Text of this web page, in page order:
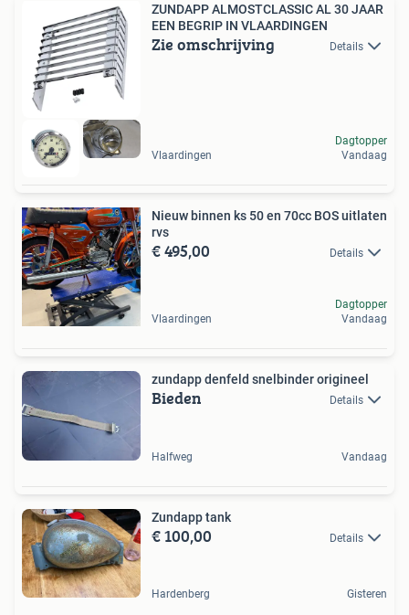
ZUNDAPP ALMOSTCLASSIC AL 30 JAAR
EEN BEGRIP IN VLAARDINGEN
Zie omschrijving Details
Vlaardingen
Dagtopper
Vandaag
Nieuw binnen ks 50 en 70cc BOS uitlaten
rvs
€ 495,00 Details
Vlaardingen
Dagtopper
Vandaag
zundapp denfeld snelbinder origineel
Bieden Details
Halfweg Vandaag
Zundapp tank
€ 100,00 Details
Hardenberg Gisteren